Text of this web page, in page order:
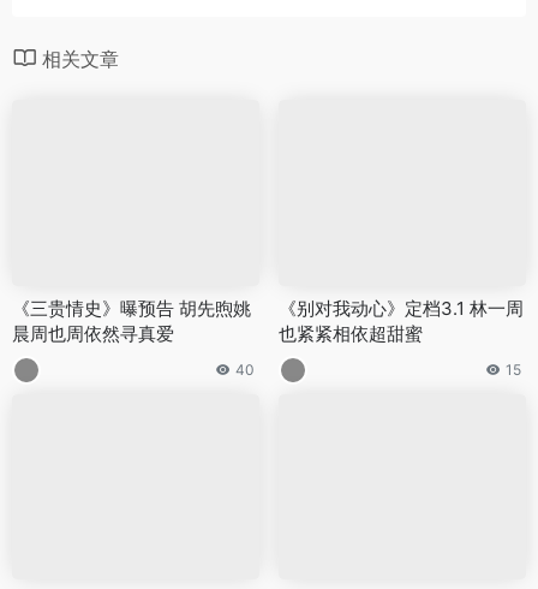
相关文章
《三贵情史》曝预告 胡先煦姚
晨周也周依然寻真爱
40
《别对我动心》定档3.1 林一周
也紧紧相依超甜蜜
15